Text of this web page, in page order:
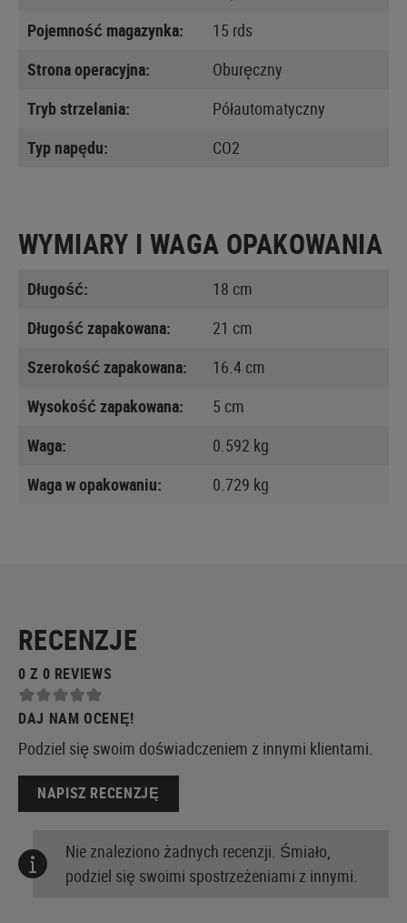
Pojemność magazynka:
15 rds
Strona operacyjna:
Oburęczny
Tryb strzelania:
Półautomatyczny
Typ napędu:
CO2
WYMIARY I WAGA OPAKOWANIA
Długość:
18 cm
Długość zapakowana:
21 cm
Szerokość zapakowana:
16.4 cm
Wysokość zapakowana:
5 cm
Waga:
0.592 kg
Waga w opakowaniu:
0.729 kg
RECENZJE
0 Z 0 REVIEWS
DAJ NAM OCENĘ!
Podziel się swoim doświadczeniem z innymi klientami.
NAPISZ RECENZJĘ
Nie znaleziono żadnych recenzji. Śmiało,
podziel się swoimi spostrzeżeniami z innymi.